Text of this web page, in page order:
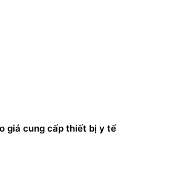
giá cung cấp thiết bị y tế